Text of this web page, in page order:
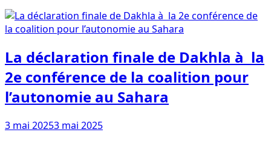
La déclaration finale de Dakhla à la
2e conférence de la coalition pour
l’autonomie au Sahara
3 mai 20253 mai 2025